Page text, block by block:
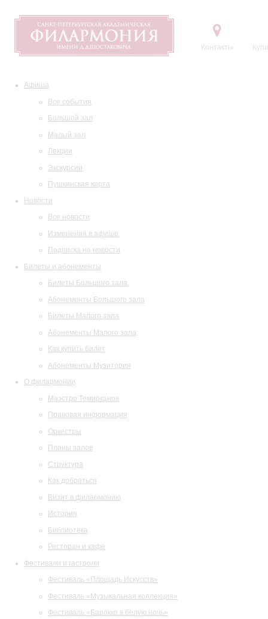
Контакты
Афиша
Все события
Большой зал
Малый зал
Лекции
Экскурсии
Пушкинская карта
Новости
Все новости
Изменения в афише
Подписка на новости
Билеты и абонементы
Билеты Большого зала
Абонементы Большого зала
Билеты Малого зала
Абонементы Малого зала
Как купить билет
Абонементы Музитория
О филармонии
Маэстро Темирканов
Правовая информация
Оркестры
Планы залов
Структура
Как добраться
Визит в филармонию
История
Библиотека
Ресторан и кафе
Фестивали и гастроли
Фестиваль «Площадь Искусств»
Фестиваль «Музыкальная коллекция»
Фестиваль «Барокко в белую ночь»